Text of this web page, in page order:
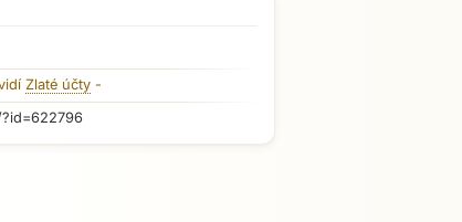
Zlaté účty -